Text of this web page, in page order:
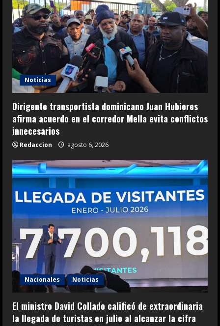
Noticias
Dirigente transportista dominicano Juan Hubieres
afirma acuerdo en el corredor Mella evita conflictos
innecesarios
Redaccion agosto 6, 2026
Nacionales Noticias
El ministro David Collado calificó de extraordinaria
la llegada de turistas en julio al alcanzar la cifra